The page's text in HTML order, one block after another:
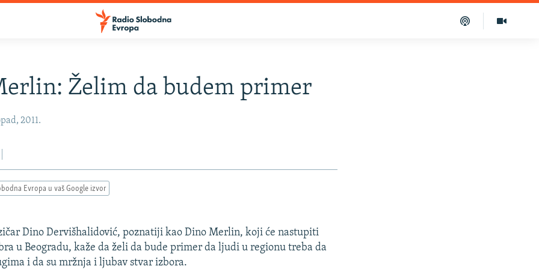
Želim da budem primer
2011.
Evropa u vaš Google izvor
Dino Dervišhalidović, poznatiji kao Dino Merlin, koji će nastupiti
u Beogradu, kaže da želi da bude primer da ljudi u regionu treba da
i da su mržnja i ljubav stvar izbora.